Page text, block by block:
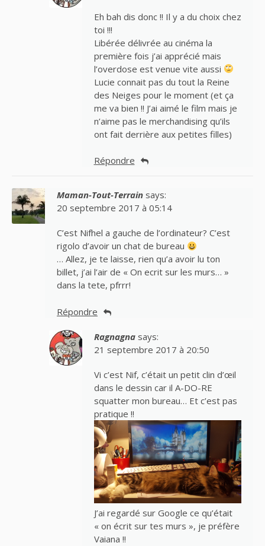
Eh bah dis donc !! Il y a du choix chez
toi !!!
Libérée délivrée au cinéma la
première fois j’ai apprécié mais
l’overdose est venue vite aussi
Lucie connait pas du tout la Reine
des Neiges pour le moment (et ça
me va bien !! J’ai aimé le film mais je
n’aime pas le merchandising qu’ils
ont fait derrière aux petites filles)
Répondre
Maman-Tout-Terrain says:
20 septembre 2017 à 05:14
C’est Nifhel a gauche de l’ordinateur? C’est
rigolo d’avoir un chat de bureau
… Allez, je te laisse, rien qu’a avoir lu ton
billet, j’ai l’air de « On ecrit sur les murs… »
dans la tete, pfrrr!
Répondre
Ragnagna says:
21 septembre 2017 à 20:50
Vi c’est Nif, c’était un petit clin d’œil
dans le dessin car il A-DO-RE
squatter mon bureau… Et c’est pas
pratique !!
J’ai regardé sur Google ce qu’était
« on écrit sur tes murs », je préfère
Vaiana !!